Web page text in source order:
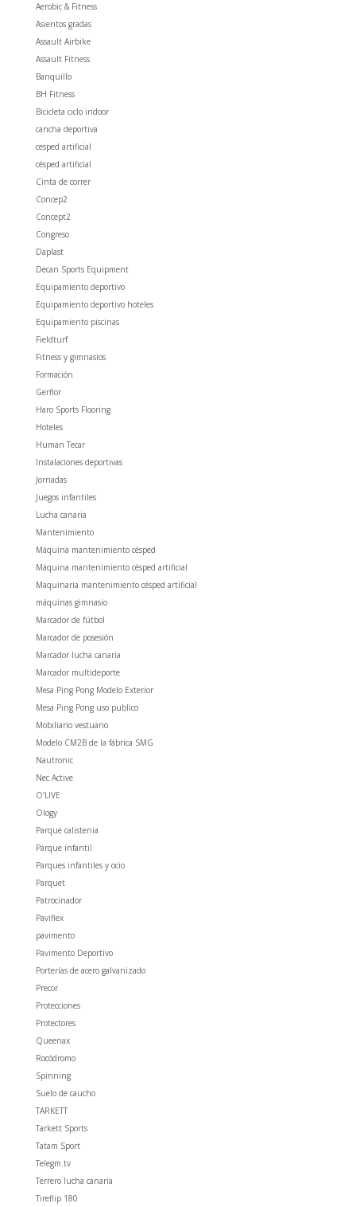
Aerobic & Fitness
Asientos gradas
Assault Airbike
Assault Fitness
Banquillo
BH Fitness
Bicicleta ciclo indoor
cancha deportiva
cesped artificial
césped artificial
Cinta de correr
Concep2
Concept2
Congreso
Daplast
Decan Sports Equipment
Equipamiento deportivo
Equipamiento deportivo hoteles
Equipamiento piscinas
Fieldturf
Fitness y gimnasios
Formación
Gerflor
Haro Sports Flooring
Hoteles
Human Tecar
Instalaciones deportivas
Jornadas
Juegos infantiles
Lucha canaria
Mantenimiento
Máquina mantenimiento césped
Máquina mantenimiento césped artificial
Maquinaria mantenimiento césped artificial
máquinas gimnasio
Marcador de fútbol
Marcador de posesión
Marcador lucha canaria
Marcador multideporte
Mesa Ping Pong Modelo Exterior
Mesa Ping Pong uso publico
Mobiliario vestuario
Modelo CM2B de la fábrica SMG
Nautronic
Nec Active
O’LIVE
Ology
Parque calistenia
Parque infantil
Parques infantiles y ocio
Parquet
Patrocinador
Paviflex
pavimento
Pavimento Deportivo
Porterías de acero galvanizado
Precor
Protecciones
Protectores
Queenax
Rocódromo
Spinning
Suelo de caucho
TARKETT
Tarkett Sports
Tatam Sport
Telegm.tv
Terrero lucha canaria
Tireflip 180